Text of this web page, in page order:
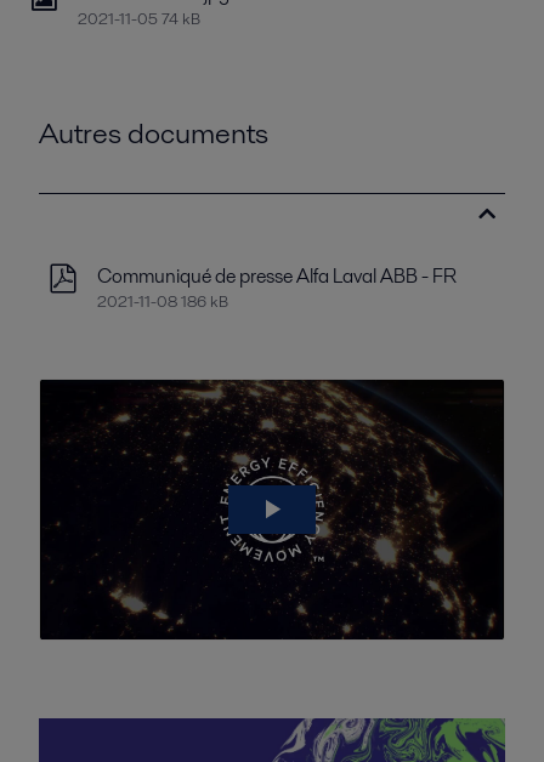
2021-11-05 74 kB
Autres documents
Communiqué de presse Alfa Laval ABB - FR
2021-11-08 186 kB